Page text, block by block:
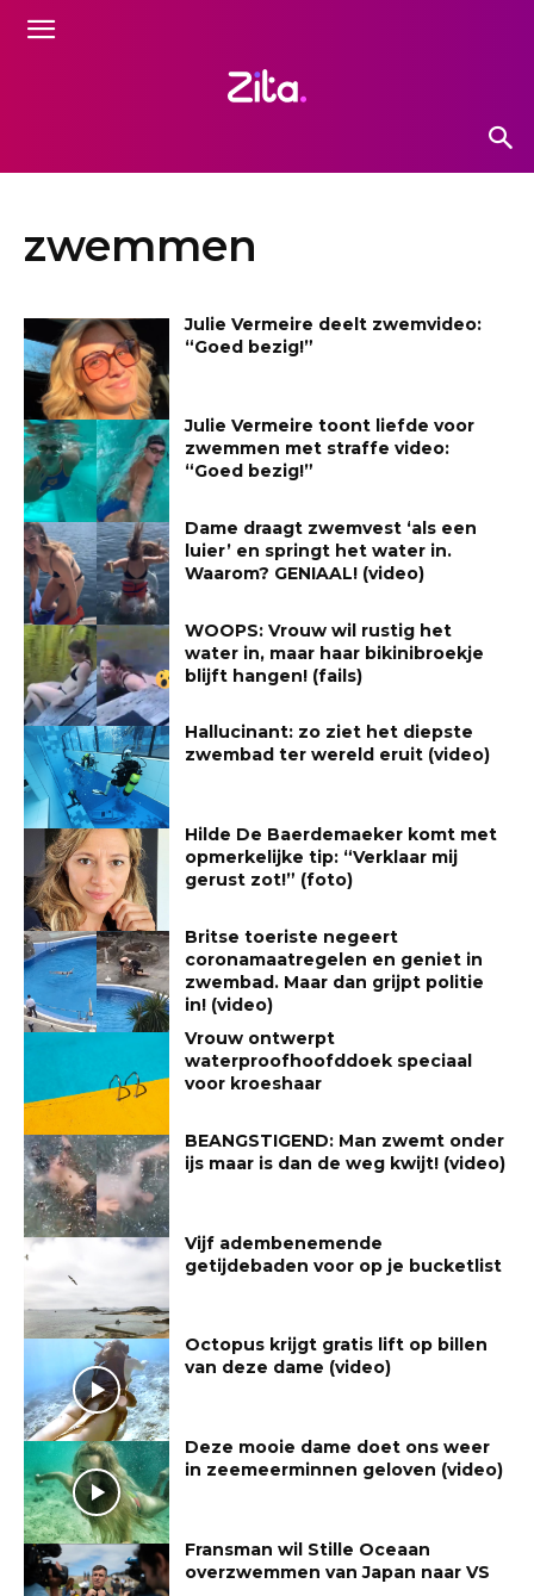
zwemmen
Julie Vermeire deelt zwemvideo:
“Goed bezig!”
Julie Vermeire toont liefde voor
zwemmen met straffe video:
“Goed bezig!”
Dame draagt zwemvest ‘als een
luier’ en springt het water in.
Waarom? GENIAAL! (video)
WOOPS: Vrouw wil rustig het
water in, maar haar bikinibroekje
blijft hangen! (fails)
Hallucinant: zo ziet het diepste
zwembad ter wereld eruit (video)
Hilde De Baerdemaeker komt met
opmerkelijke tip: “Verklaar mij
gerust zot!” (foto)
Britse toeriste negeert
coronamaatregelen en geniet in
zwembad. Maar dan grijpt politie
in! (video)
Vrouw ontwerpt
waterproofhoofddoek speciaal
voor kroeshaar
BEANGSTIGEND: Man zwemt onder
ijs maar is dan de weg kwijt! (video)
Vijf adembenemende
getijdebaden voor op je bucketlist
Octopus krijgt gratis lift op billen
van deze dame (video)
Deze mooie dame doet ons weer
in zeemeerminnen geloven (video)
Fransman wil Stille Oceaan
overzwemmen van Japan naar VS